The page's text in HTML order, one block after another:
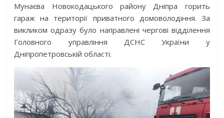
Мунаєва Новокодацького району Дніпра горить
гараж на території приватного домоволодіння. За
викликом одразу було направлені чергові відділення
Головного управління ДСНС України у
Дніпропетровській області.